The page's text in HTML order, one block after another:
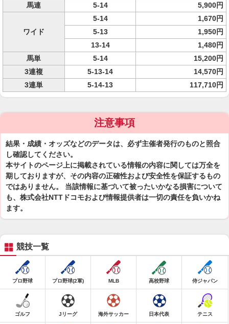
馬連
5-14 5,900円
ワイド
5-14
1,670円
5-13
1,950円
13-14
1,480円
馬単
5-14
15,200円
3連複
5-13-14
14,570円
3連単
5-14-13 117,710円
注意事項
結果・成績・オッズなどのデータは、必ず主催者発行のものと照合
し確認してください。
本サイトのページ上に掲載されている情報の内容に関しては万全を
期しておりますが、その内容の正確性および安全性を保証するもの
ではありません。 当該情報に基づいて被ったいかなる損害について
も、株式会社NTTドコモおよび情報提供者は一切の責任を負いかね
ます。
競技一覧
プロ野球 プロ野球(2軍) MLB 高校野球 侍ジャパン
ゴルフ Jリーグ 海外サッカー 日本代表 テニス